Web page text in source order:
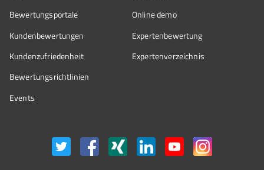
Bewertungsportale
Kundenbewertungen
Kundenzufriedenheit
Bewertungs­richtlinien
Events
Online demo
Expertenbewertung
Expertenverzeichnis